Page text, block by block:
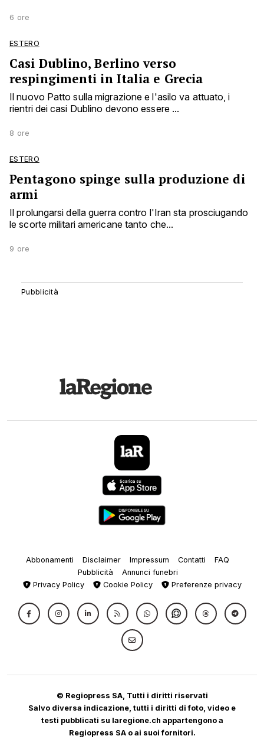
6 ore
ESTERO
Casi Dublino, Berlino verso
respingimenti in Italia e Grecia
Il nuovo Patto sulla migrazione e l'asilo va attuato, i
rientri dei casi Dublino devono essere ...
8 ore
ESTERO
Pentagono spinge sulla produzione di
armi
Il prolungarsi della guerra contro l'Iran sta prosciugando
le scorte militari americane tanto che...
9 ore
Abbonamenti Disclaimer Impressum Contatti
FAQ
Pubblicità
Annunci funebri
Privacy Policy
Cookie Policy Preferenze privacy
© Regiopress SA, Tutti i diritti riservati
Salvo diversa indicazione, tutti i diritti di foto, video e
testi pubblicati su laregione.ch appartengono a
Regiopress SA o ai suoi fornitori.